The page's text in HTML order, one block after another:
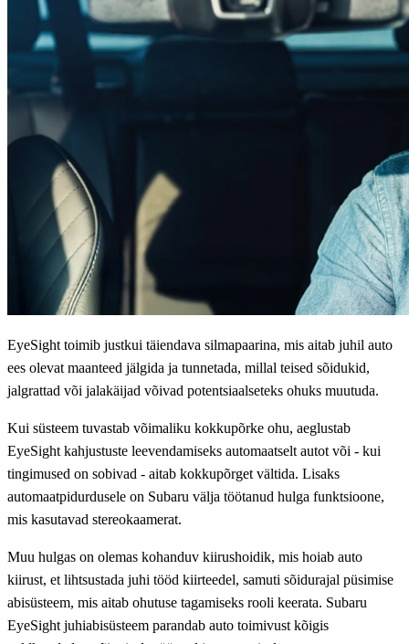
EyeSight toimib justkui täiendava silmapaarina, mis aitab juhil auto
ees olevat maanteed jälgida ja tunnetada, millal teised sõidukid,
jalgrattad või jalakäijad võivad potentsiaalseteks ohuks muutuda.
Kui süsteem tuvastab võimaliku kokkupõrke ohu, aeglustab
EyeSight kahjustuste leevendamiseks automaatselt autot või - kui
tingimused on sobivad - aitab kokkupõrget vältida. Lisaks
automaatpidurdusele on Subaru välja töötanud hulga funktsioone,
mis kasutavad stereokaamerat.
Muu hulgas on olemas kohanduv kiirushoidik, mis hoiab auto
kiirust, et lihtsustada juhi tööd kiirteedel, samuti sõidurajal püsimise
abisüsteem, mis aitab ohutuse tagamiseks rooli keerata. Subaru
EyeSight juhiabisüsteem parandab auto toimivust kõigis